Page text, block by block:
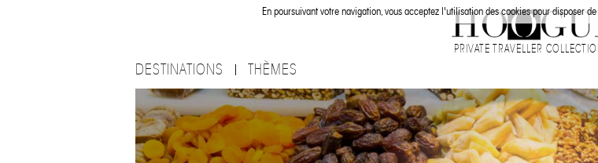
En poursuivant votre navigation, vous acceptez l'utilisation des cookies pour disposer
PRIVATE TRAVELLER
DESTINATIONS THÈMES